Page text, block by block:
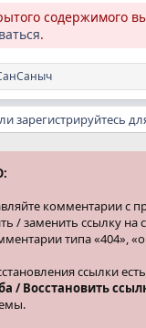
содержимого
.
зарегистрируйтесь
комментарии с
/ заменить ссылку на
типа «404»,
ссылки
/ Восстановить